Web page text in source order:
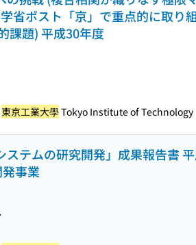
省ポスト「京」で重点的に取り
課題) 平成30年度
東京工業大學Tokyo Institute of Technology
ステムの研究開発」成果報告書
事業